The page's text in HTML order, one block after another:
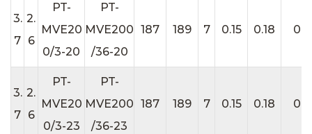
3.
7
2.
6
PT-
MVE20
0/3-20
PT-
MVE200
/36-20
187 189 7 0.15 0.18
3.
7
2.
6
PT-
MVE20
0/3-23
PT-
MVE200
/36-23
187 189 7 0.15 0.18